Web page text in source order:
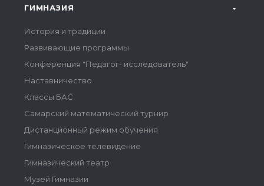
ГИМНАЗИЯ
История и традиции
Развивающие программы
Конференция "Педагог- исследователь"
Наставничество
Классы БАС
Самарский математический турнир
Дистанционный режим обучения
Гимназическое телевидение
Гимназический театр
Музей Гимназии